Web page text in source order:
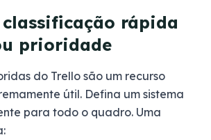
rápida
prioridade
do Trello são um recurso
útil. Defina um sistema
para todo o quadro. Uma